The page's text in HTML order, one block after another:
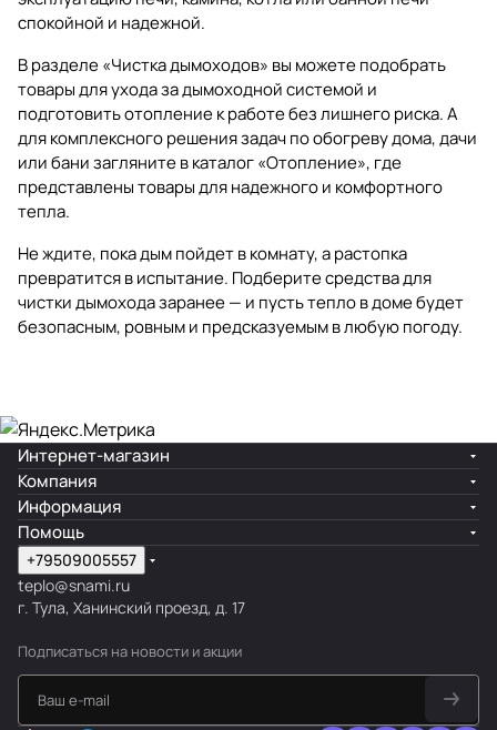
спокойной и надежной.
В разделе«Чистка дымоходов» вы можете подобрать
товары для ухода за дымоходной системой и
подготовить отопление к работе без лишнего риска. А
для комплексного решения задач по обогреву дома, дачи
или бани загляните в каталог«Отопление», где
представлены товары для надежного и комфортного
тепла.
Не ждите, пока дым пойдет в комнату, а растопка
превратится в испытание. Подберите средства для
чистки дымохода заранее — и пусть тепло в доме будет
безопасным, ровным и предсказуемым в любую погоду.
Интернет-магазин
Компания
Информация
Помощь
+79509005557
teplo@snami.ru
г. Тула, Ханинский проезд, д. 17
Подписаться на новости и акции